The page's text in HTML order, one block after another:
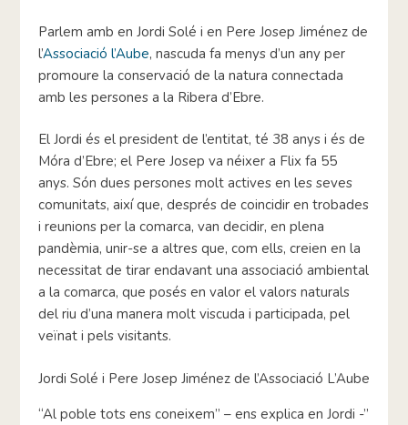
Parlem amb en Jordi Solé i en Pere Josep Jiménez de
l’Associació l’Aube, nascuda fa menys d’un any per
promoure la conservació de la natura connectada
amb les persones a la Ribera d’Ebre.
El Jordi és el president de l’entitat, té 38 anys i és de
Móra d’Ebre; el Pere Josep va néixer a Flix fa 55
anys. Són dues persones molt actives en les seves
comunitats, així que, després de coincidir en trobades
i reunions per la comarca, van decidir, en plena
pandèmia, unir-se a altres que, com ells, creien en la
necessitat de tirar endavant una associació ambiental
a la comarca, que posés en valor el valors naturals
del riu d’una manera molt viscuda i participada, pel
veïnat i pels visitants.
Jordi Solé i Pere Josep Jiménez de l’Associació L’Aube
“Al poble tots ens coneixem” – ens explica en Jordi -”